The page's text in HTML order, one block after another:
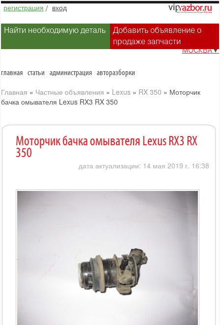
регистрация / вход
Найти необходимую деталь
Добавить объявление о
продаже запчасти
МОСКВА▼
главная статьи администрация авторазборки
Главная » Частные объявления » Lexus » RX 350 » Моторчик
бачка омывателя Lexus RX3 RX 350
Моторчик бачка омывателя Lexus RX3 RX
350
дата актуализации: 14 мая 2019 г. 16:38